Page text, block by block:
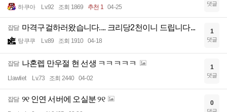
하쿠아 Lv.92 조회 1869 추천 1 04-25 댓글
잡담 마격구걸하러왔습니다.... 크리당2천이니 드립니다...
탕쿠쿠 Lv.89 조회 1910 04-18
1
댓글
잡담 나혼렙 만우절 현 선생 ㅋㅋㅋㅋㅋ
Llawliet Lv.73 조회 2440 04-02
1
댓글
잡담 ୨୧ 인연 서버에 오실분 ୨୧ 0